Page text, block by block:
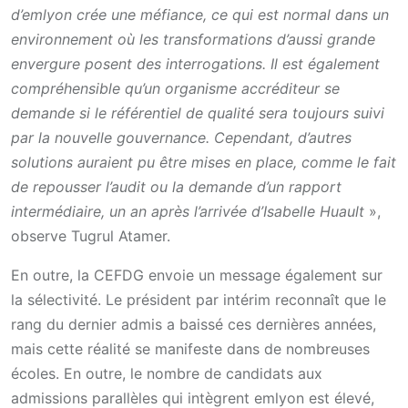
d’emlyon crée une méfiance, ce qui est normal dans un
environnement où les transformations d’aussi grande
envergure posent des interrogations. Il est également
compréhensible qu’un organisme accréditeur se
demande si le référentiel de qualité sera toujours suivi
par la nouvelle gouvernance. Cependant, d’autres
solutions auraient pu être mises en place, comme le fait
de repousser l’audit ou la demande d’un rapport
intermédiaire, un an après l’arrivée d’Isabelle Huault »,
observe Tugrul Atamer.
En outre, la CEFDG envoie un message également sur
la sélectivité. Le président par intérim reconnaît que le
rang du dernier admis a baissé ces dernières années,
mais cette réalité se manifeste dans de nombreuses
écoles. En outre, le nombre de candidats aux
admissions parallèles qui intègrent emlyon est élevé,